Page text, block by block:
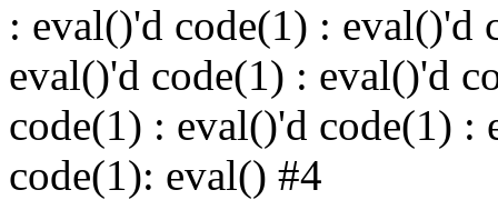
: eval()'d code(1) : eval()'d
eval()'d code(1) : eval()'d
code(1) : eval()'d code(1) :
code(1): eval() #4